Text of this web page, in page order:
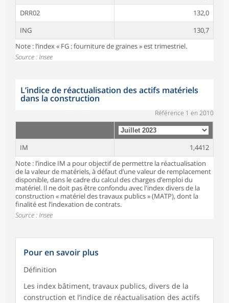
DRR02
132,0
ING
130,7
Note : l’index « FG : fourniture de graines » est trimestriel.
Source : Insee
L’indice de réactualisation des actifs matériels
dans la construction
Référence 1 en 2010
IM
1,4412
Note : l’indice IM a pour objectif de permettre la réactualisation
de la valeur de matériels, à défaut d’une valeur de remplacement
disponible, dans le cadre du calcul des charges d’emploi du
matériel. Il ne doit pas être confondu avec l'index divers de la
construction « matériel des travaux publics » (MATP), dont la
finalité est l’indexation de contrats.
Source : Insee
Pour en savoir plus
Définition
Les index bâtiment, travaux publics, divers de la
construction et l’indice de réactualisation des actifs